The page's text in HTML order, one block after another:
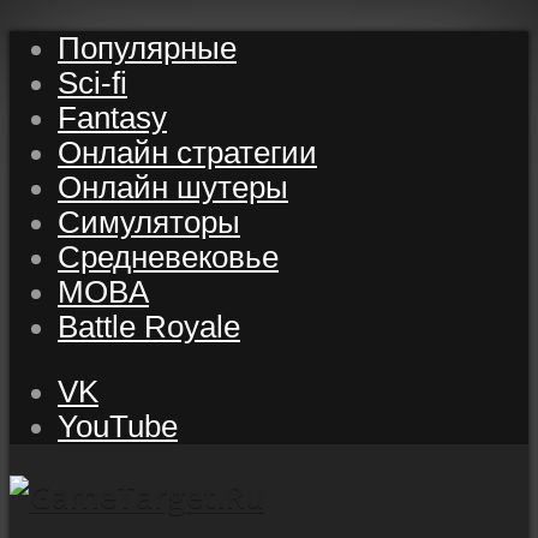
Популярные
Sci-fi
Fantasy
Онлайн стратегии
Онлайн шутеры
Симуляторы
Средневековье
MOBA
Battle Royale
VK
YouTube